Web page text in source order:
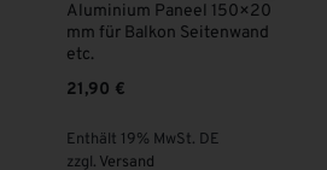
Alu-Sichtschutzzaun
Premium
zzgl.Versand